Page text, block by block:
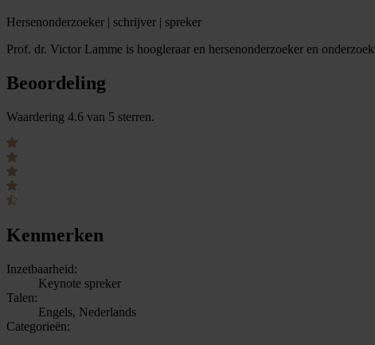
Hersenonderzoeker | schrijver | spreker
Prof. dr. Victor Lamme is hoogleraar en hersenonderzoeker en
Beoordeling
Waardering 4.6 van 5 sterren.
Kenmerken
Inzetbaarheid:
Keynote spreker
Talen:
Engels, Nederlands
Categorieën: